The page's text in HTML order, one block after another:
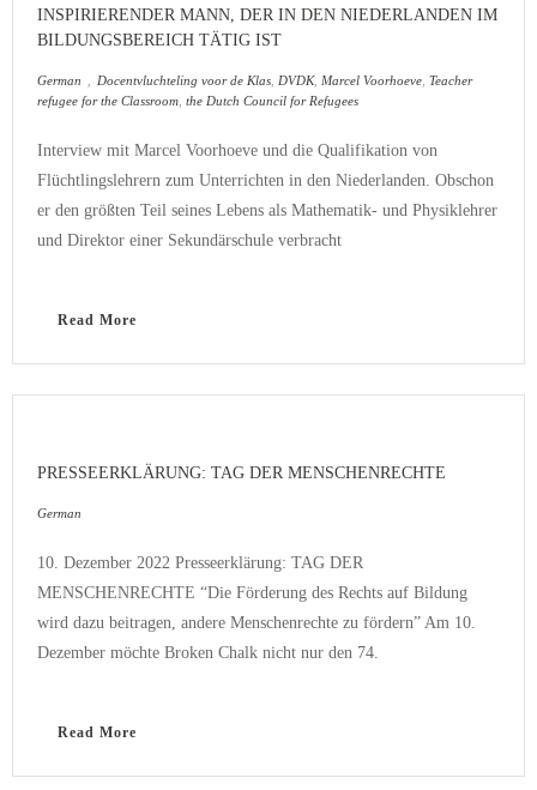
INSPIRIERENDER MANN, DER IN DEN NIEDERLANDEN IM
BILDUNGSBEREICH TÄTIG IST
German Docentvluchteling voor de Klas DVDK, Marcel Voorhoeve Teacher
refugee for the Classroom the Dutch Council for Refugees
Interview mit Marcel Voorhoeve und die Qualifikation von
Flüchtlingslehrern zum Unterrichten in den Niederlanden. Obschon
er den größten Teil seines Lebens als Mathematik- und Physiklehrer
und Direktor einer Sekundärschule verbracht
Read More
PRESSEERKLÄRUNG: TAG DER MENSCHENRECHTE
German
10. Dezember 2022 Presseerklärung: TAG DER
MENSCHENRECHTE “Die Förderung des Rechts auf Bildung
wird dazu beitragen, andere Menschenrechte zu fördern” Am 10.
Dezember möchte Broken Chalk nicht nur den 74.
Read More